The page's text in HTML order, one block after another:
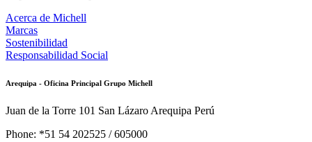
Acerca de Michell
Marcas
Sostenibilidad
Responsabilidad Social
Arequipa - Oficina Principal Grupo Michell
Juan de la Torre 101 San Lázaro Arequipa Perú
Phone: *51 54 202525 / 605000